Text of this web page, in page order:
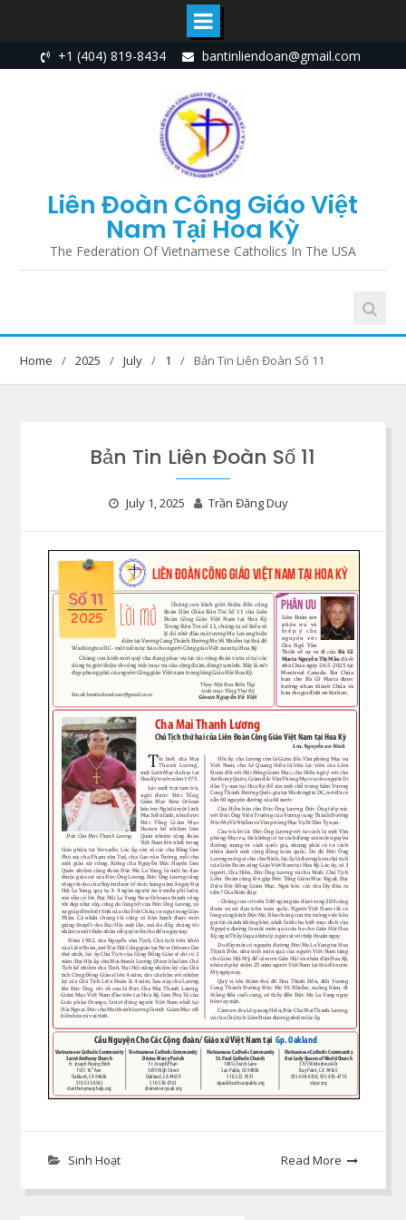
to
+1 (404) 819-8434 bantinliendoan@gmail.com
Liên Đoàn Công Giáo Việt
Nam Tại Hoa Kỳ
The Federation Of Vietnamese Catholics In The USA
Home 2025 July 1 Bản Tin Liên Đoàn Số 11
Bản Tin Liên Đoàn Số 11
July 1, 2025 Trần Đăng Duy
Sinh Hoạt Read More